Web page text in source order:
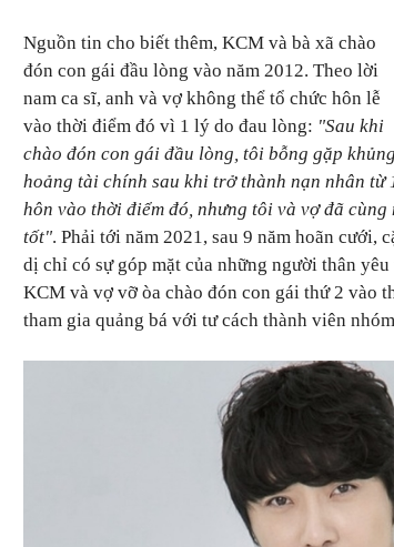
Nguồn tin cho biết thêm, KCM và bà xã chào
đón con gái đầu lòng vào năm 2012. Theo lời
nam ca sĩ, anh và vợ không thể tổ chức hôn lễ
vào thời điểm đó vì 1 lý do đau lòng: "Sau khi
chào đón con gái đầu lòng, tôi bỗng gặp khủng
hoảng tài chính sau khi trở thành nạn nhân từ
hôn vào thời điểm đó, nhưng tôi và vợ đã
tốt". Phải tới năm 2021, sau 9 năm hoãn cưới,
dị chỉ có sự góp mặt của những người thân
KCM và vợ vỡ òa chào đón con gái thứ 2 vào
tham gia quảng bá với tư cách thành viên